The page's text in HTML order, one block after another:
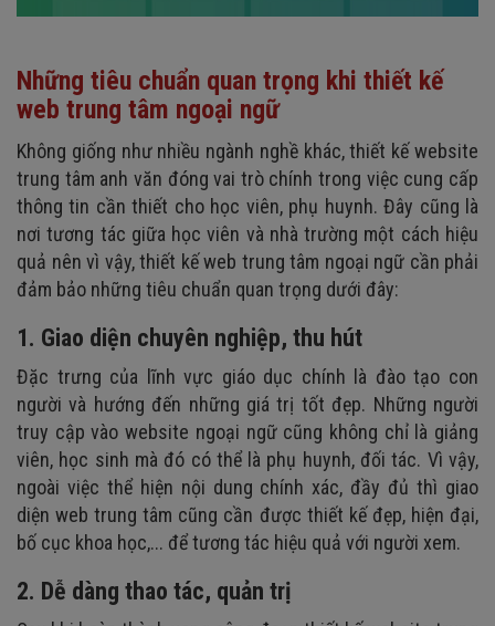
Những tiêu chuẩn quan trọng khi thiết kế
web trung tâm ngoại ngữ
Không giống như nhiều ngành nghề khác, thiết kế website
trung tâm anh văn đóng vai trò chính trong việc cung cấp
thông tin cần thiết cho học viên, phụ huynh. Đây cũng là
nơi tương tác giữa học viên và nhà trường một cách hiệu
quả nên vì vậy, thiết kế web trung tâm ngoại ngữ cần phải
đảm bảo những tiêu chuẩn quan trọng dưới đây:
1. Giao diện chuyên nghiệp, thu hút
Đặc trưng của lĩnh vực giáo dục chính là đào tạo con
người và hướng đến những giá trị tốt đẹp. Những người
truy cập vào website ngoại ngữ cũng không chỉ là giảng
viên, học sinh mà đó có thể là phụ huynh, đối tác. Vì vậy,
ngoài việc thể hiện nội dung chính xác, đầy đủ thì giao
diện web trung tâm cũng cần được thiết kế đẹp, hiện đại,
bố cục khoa học,... để tương tác hiệu quả với người xem.
2. Dễ dàng thao tác, quản trị